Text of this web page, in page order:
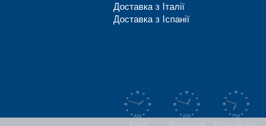
Доставка з Італії
Доставка з Іспанії